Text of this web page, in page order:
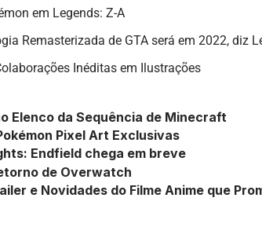
em Legends: Z-A
Remasterizada de GTA será em 2022, diz
Inéditas em Ilustrações
Elenco da Sequência de Minecraft
Pixel Art Exclusivas
Endfield chega em breve
de Overwatch
e Novidades do Filme Anime que